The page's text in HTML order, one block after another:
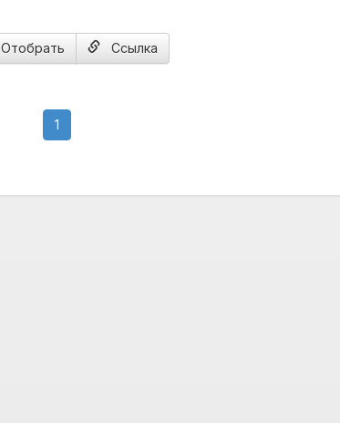
Отобрать Ссылка
1(current)